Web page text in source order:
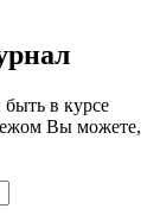
в курсе
Вы можете,